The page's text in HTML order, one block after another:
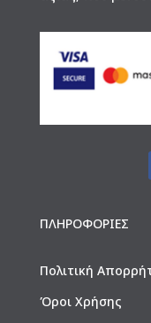
ΠΛΗΡΟΦΟΡΙΕΣ
Πολιτική
Όροι Χρήσης